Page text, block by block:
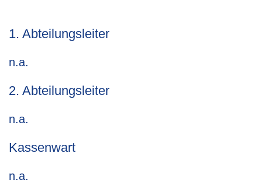
1. Abteilungsleiter
n.a.
2. Abteilungsleiter
n.a.
Kassenwart
n.a.